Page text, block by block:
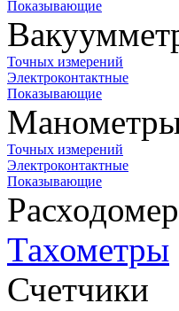
Показывающие
Точных измерений
Электроконтактные
Показывающие
Точных измерений
Электроконтактные
Показывающие
Тахометры
Счетчики